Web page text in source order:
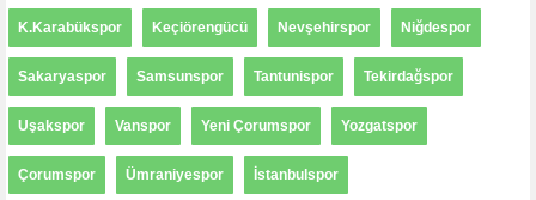
K.Karabükspor Keçiörengücü Nevşehirspor Niğdespor
Sakaryaspor Samsunspor Tantunispor Tekirdağspor
Uşakspor Vanspor Yeni Çorumspor Yozgatspor
Çorumspor Ümraniyespor İstanbulspor